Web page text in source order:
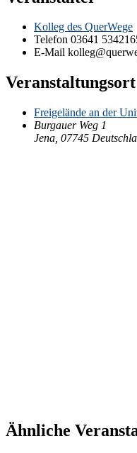
Kolleg des QuerWege
Telefon 03641
E-Mail
Veranstaltungsort
Freigelände an der
Burgauer Weg 1
Jena 07745
Ähnliche